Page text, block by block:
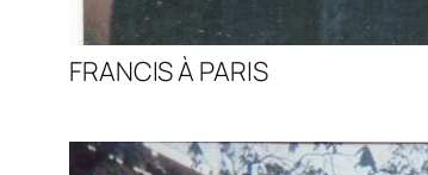
FRANCIS À PARIS